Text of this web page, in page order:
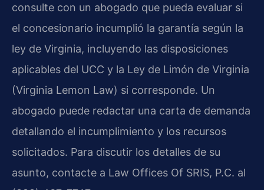
consulte con un abogado que pueda evaluar si
el concesionario incumplió la garantía según la
ley de Virginia, incluyendo las disposiciones
aplicables del UCC y la Ley de Limón de Virginia
(Virginia Lemon Law) si corresponde. Un
abogado puede redactar una carta de demanda
detallando el incumplimiento y los recursos
solicitados. Para discutir los detalles de su
asunto, contacte a Law Offices Of SRIS, P.C. al